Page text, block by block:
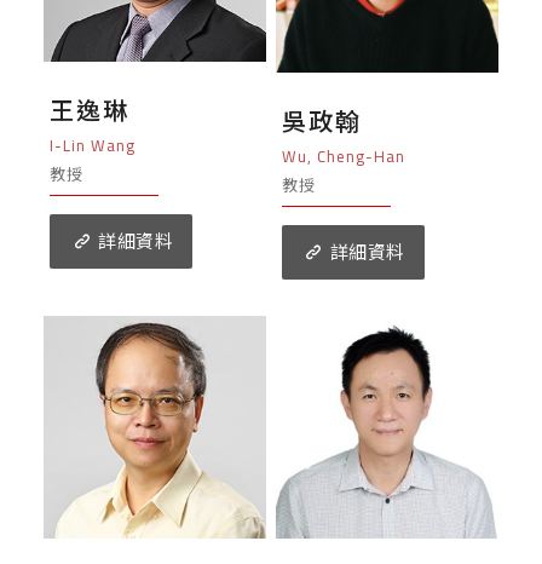
王逸琳
I-Lin Wang
教授
詳細資料
吳政翰
Wu, Cheng-Han
教授
詳細資料